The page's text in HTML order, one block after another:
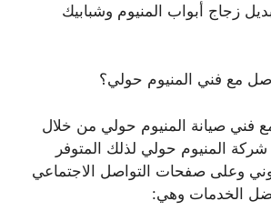
زجاج أبواب المنيوم وشبابيك
مع فني المنيوم حولي؟
فني صيانة المنيوم حولي من خلال
المنيوم حولي لذلك المتوفر
وعلى صفحات التواصل الاجتماعي
الخدمات وهي: